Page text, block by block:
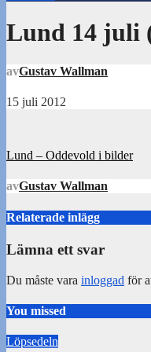
Lund 14 juli
avGustav Wallman
15 juli 2012
Inläggsnavigering
Lund – Oddevold i bilder
avGustav Wallman
Relaterade inlägg
Lämna ett svar
Du måste vara inloggad för
You missed
Löpsedeln